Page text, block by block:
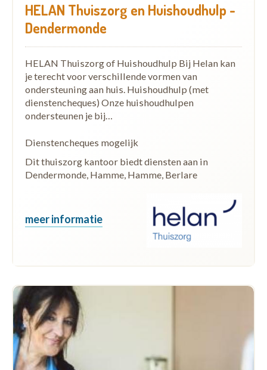
HELAN Thuiszorg en Huishoudhulp -
Dendermonde
HELAN Thuiszorg of Huishoudhulp Bij Helan kan
je terecht voor verschillende vormen van
ondersteuning aan huis. Huishoudhulp (met
dienstencheques) Onze huishoudhulpen
ondersteunen je bij…
Dienstencheques mogelijk
Dit thuiszorg kantoor biedt diensten aan in
Dendermonde, Hamme, Hamme, Berlare
meer informatie